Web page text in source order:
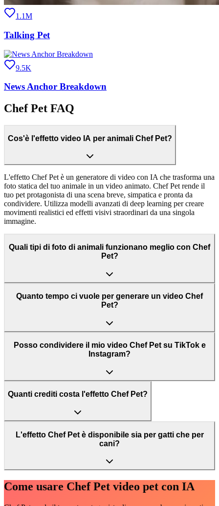
1.1M
Talking Pet
9.5K
News Anchor Breakdown
Chef Pet FAQ
Cos'è l'effetto video IA per animali Chef Pet?
L'effetto Chef Pet è un generatore di video con IA che trasforma una
foto statica del tuo animale in un video animato. Chef Pet rende il
tuo pet protagonista di una scena breve, simpatica e pronta da
condividere. Utilizza modelli avanzati di deep learning per creare
movimenti realistici ed effetti visivi straordinari da una singola
immagine.
Quali tipi di foto di animali funzionano meglio con Chef
Pet?
Quanto tempo ci vuole per generare un video Chef
Pet?
Posso condividere il mio video Chef Pet su TikTok e
Instagram?
Quanti crediti costa l'effetto Chef Pet?
L'effetto Chef Pet è disponibile sia per gatti che per
cani?
Come usare Chef Pet video pet con IA